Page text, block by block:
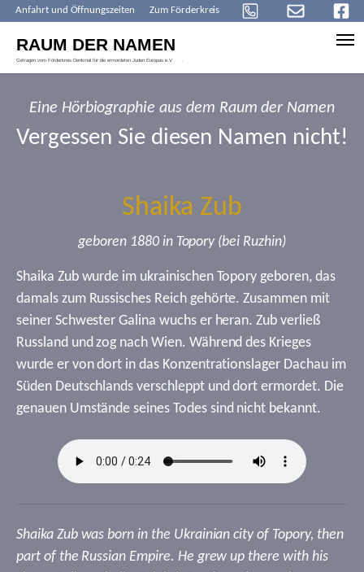
Anfahrt und Öffnungszeiten Zum Förderkreis
Eine Hörbiographie aus dem Raum der Namen
Vergessen Sie diesen Namen nicht!
Shaika Zub
geboren 1880 in Topory (bei Ruzhin)
Shaika Zub wurde im ukrainischen Topory geboren, das
damals zum Russisches Reich gehörte. Zusammen mit
seiner Schwester Galina wuchs er heran. Zub verließ
Russland und zog nach Wien. Während des Krieges
wurde er von dort in das Konzentrationslager Dachau im
Süden Deutschlands verschleppt und dort ermordet. Die
genauen Umstände seines Todes sind nicht bekannt.
Shaika Zub was born in the Ukrainian city of Topory, then
part of the Russian Empire. He grew up there with his